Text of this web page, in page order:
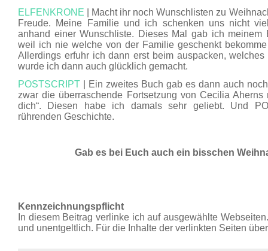
ELFENKRONE | Macht ihr noch Wunschlisten zu
Freude. Meine Familie und ich schenken uns nicht
anhand einer Wunschliste. Dieses Mal gab ich meinem
weil ich nie welche von der Familie geschenkt
Allerdings erfuhr ich dann erst beim auspacken,
wurde ich dann auch glücklich gemacht.
POSTSCRIPT | Ein zweites Buch gab es dann auch
zwar die überraschende Fortsetzung von Cecilia Aherns
dich“. Diesen habe ich damals sehr geliebt. Und
rührenden Geschichte.
Gab es bei Euch auch ein bisschen
Kennzeichnungspflicht
In diesem Beitrag verlinke ich auf ausgewählte
und unentgeltlich. Für die Inhalte der verlinkten Seiten